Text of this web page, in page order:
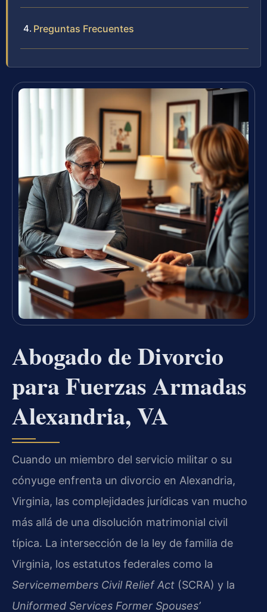
Preguntas Frecuentes
Abogado de Divorcio
para Fuerzas Armadas
Alexandria, VA
Cuando un miembro del servicio militar o su
cónyuge enfrenta un divorcio en Alexandria,
Virginia, las complejidades jurídicas van mucho
más allá de una disolución matrimonial civil
típica. La intersección de la ley de familia de
Virginia, los estatutos federales como la
Servicemembers Civil Relief Act (SCRA) y la
Uniformed Services Former Spouses’